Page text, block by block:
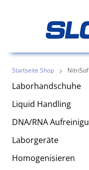
Startseite Shop
Laborhandschuhe
Liquid Handling
DNA/RNA
Laborgeräte
Homogenisieren